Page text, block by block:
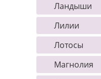
Ландыши
Лилии
Лотосы
Магнолия